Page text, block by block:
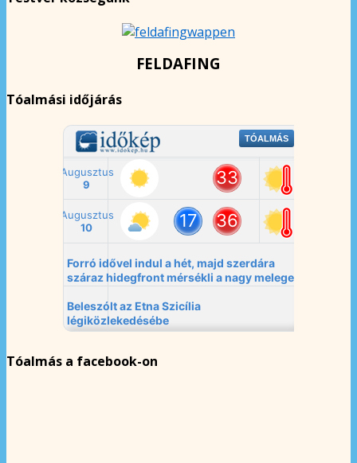
FELDAFING
Tóalmási időjárás
Tóalmás a facebook-on